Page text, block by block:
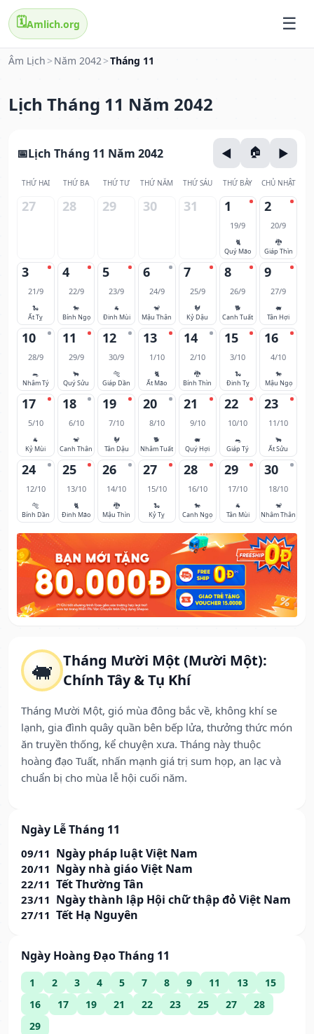
🗓️Amlich.org
Âm Lịch > Năm 2042>Tháng 11
Lịch Tháng 11 Năm 2042
🐖 Tháng Mười Một (Mười Một):
Chính Tây & Tụ Khí
Tháng Mười Một, gió mùa đông bắc về, không khí se
lạnh, gia đình quây quần bên bếp lửa, thưởng thức món
ăn truyền thống, kể chuyện xưa. Tháng này thuộc
hoàng đạo Tuất, nhấn mạnh giá trị sum họp, an lạc và
chuẩn bị cho mùa lễ hội cuối năm.
Ngày Lễ Tháng 11
09/11 Ngày pháp luật Việt Nam
20/11 Ngày nhà giáo Việt Nam
22/11 Tết Thường Tân
23/11 Ngày thành lập Hội chữ thập đỏ Việt Nam
27/11 Tết Hạ Nguyên
Ngày Hoàng Đạo Tháng 11
1 2 3 4 5 7 8 9 11 13
15
16
17 19 21 22 23 25 27
28
29
Lịch Tháng 11 Năm 2042
THỨ HAI THỨ BA THỨ TƯ THỨ NĂM THỨ SÁU THỨ BẢY CHỦ NHẬT
27 28 29 30 31 1
19/9
🐈
Quý Mão
2
20/9
🐉
Giáp Thìn
3
21/9
🐍
Ất Tỵ
4
22/9
🐎
Bính Ngọ
5
23/9
🐐
Đinh Mùi
6
24/9
🐒
Mậu Thân
7
25/9
🐓
Kỷ Dậu
8
26/9
🐕
Canh Tuất
9
27/9
🐖
Tân Hợi
10
28/9
🐀
Nhâm Tý
11
29/9
🐂
Quý Sửu
12
30/9
🐅
Giáp Dần
13
1/10
🐈
Ất Mão
14
2/10
🐉
Bính Thìn
15
3/10
🐍
Đinh Tỵ
16
4/10
🐎
Mậu Ngọ
17
5/10
🐐
Kỷ Mùi
18
6/10
🐒
Canh Thân
19
7/10
🐓
Tân Dậu
20
8/10
🐕
Nhâm Tuất
21
9/10
🐖
Quý Hợi
22
10/10
🐀
Giáp Tý
23
11/10
🐂
Ất Sửu
24
12/10
🐅
Bính Dần
25
13/10
🐈
Đinh Mão
26
14/10
🐉
Mậu Thìn
27
15/10
🐍
Kỷ Tỵ
28
16/10
🐎
Canh Ngọ
29
17/10
🐐
Tân Mùi
30
18/10
🐒
Nhâm Thân